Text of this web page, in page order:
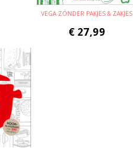
VEGA ZÓNDER PAKJES & ZAKJES
€ 27,99